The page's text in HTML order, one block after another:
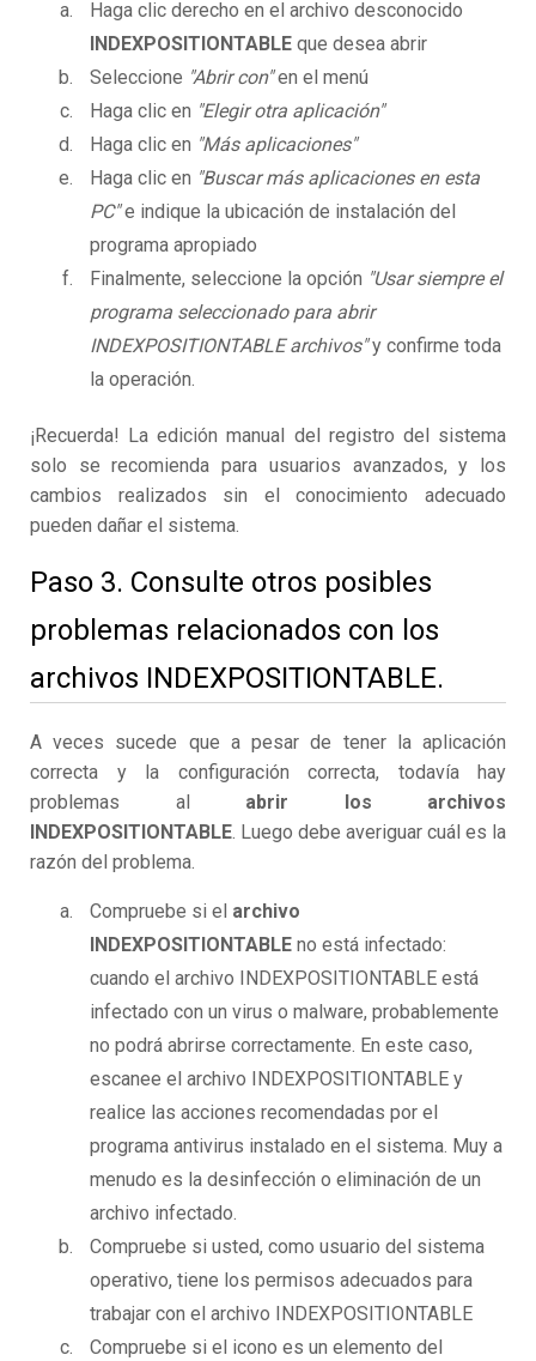
Haga clic derecho en el archivo desconocido
INDEXPOSITIONTABLE que desea abrir
Seleccione "Abrir con"en el menú
Haga clic en "Elegir otra aplicación"
Haga clic en "Más aplicaciones"
Haga clic en "Buscar más aplicaciones en esta
PC"e indique la ubicación de instalación del
programa apropiado
Finalmente, seleccione la opción "Usar siempre el
programa seleccionado para abrir
INDEXPOSITIONTABLE archivos"y confirme toda
la operación.
¡Recuerda! La edición manual del registro del sistema
solo se recomienda para usuarios avanzados, y los
cambios realizados sin el conocimiento adecuado
pueden dañar el sistema.
Paso 3. Consulte otros posibles
problemas relacionados con los
archivos INDEXPOSITIONTABLE.
A veces sucede que a pesar de tener la aplicación
correcta y la configuración correcta, todavía hay
problemas al abrir los archivos
INDEXPOSITIONTABLE. Luego debe averiguar cuál es la
razón del problema.
Compruebe si el archivo
INDEXPOSITIONTABLE no está infectado:
cuando el archivo INDEXPOSITIONTABLE está
infectado con un virus o malware, probablemente
no podrá abrirse correctamente. En este caso,
escanee el archivo INDEXPOSITIONTABLE y
realice las acciones recomendadas por el
programa antivirus instalado en el sistema. Muy a
menudo es la desinfección o eliminación de un
archivo infectado.
Compruebe si usted, como usuario del sistema
operativo, tiene los permisos adecuados para
trabajar con el archivo INDEXPOSITIONTABLE
Compruebe si el icono es un elemento del